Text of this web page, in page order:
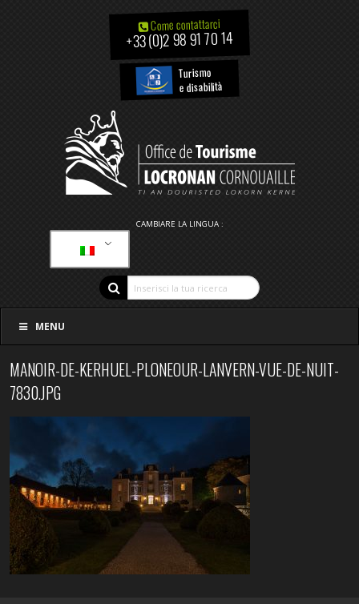
Come contattarci
+33 (0)2 98 91 70 14
Turismo
e disabilità
CAMBIARE LA LINGUA :
MENU
MANOIR-DE-KERHUEL-PLONEOUR-LANVERN-VUE-DE-NUIT-
7830.JPG